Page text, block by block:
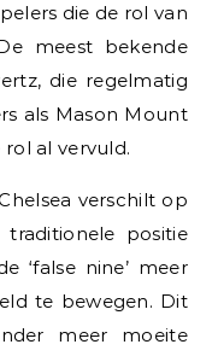
die de rol van
meest bekende
die regelmatig
als Mason Mount
al vervuld.
verschilt op
positie
‘false nine’ meer
te bewegen. Dit
meer moeite